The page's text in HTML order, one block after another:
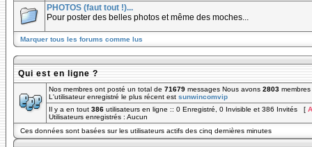
PHOTOS (faut tout !)...
Pour poster des belles photos et même des moches...
Marquer tous les forums comme lus
Qui est en ligne ?
Nos membres ont posté un total de 71679 messages Nous avons 2803
L'utilisateur enregistré le plus récent est sunwincomvip
Il y a en tout 386 utilisateurs en ligne :: 0 Enregistré, 0 Invisible et 386 Invités [
Utilisateurs enregistrés : Aucun
Ces données sont basées sur les utilisateurs actifs des cinq dernières minutes